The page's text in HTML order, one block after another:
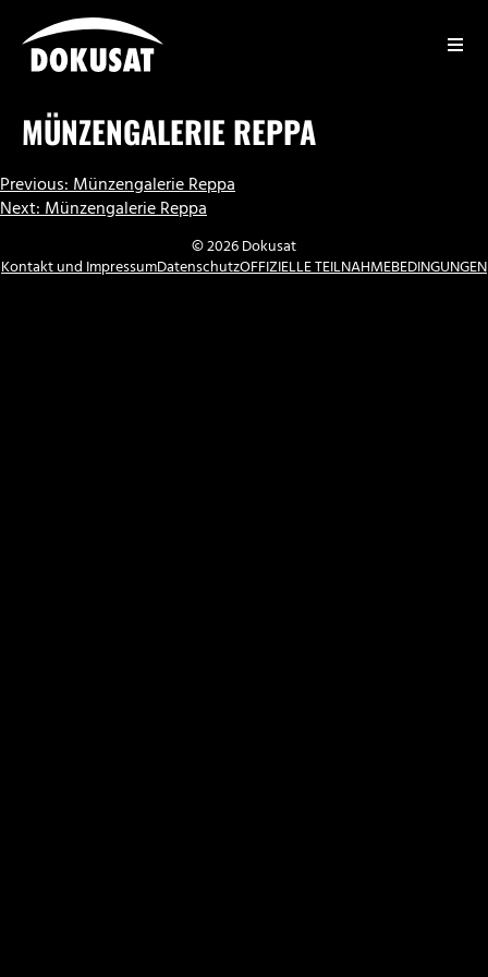
Inhalt
springen
MÜNZENGALERIE REPPA
BEITRAGSNAVIGATION
Previous:Münzengalerie Reppa
Next:Münzengalerie Reppa
© 2026 Dokusat
Kontakt und ImpressumDatenschutzOFFIZIELLE TEILNAHMEBEDINGUNGEN